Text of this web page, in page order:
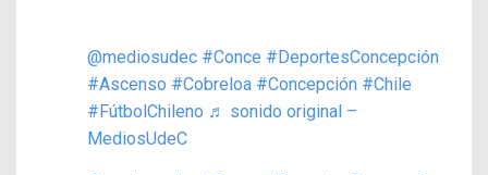
@mediosudec #Conce #DeportesConcepción
#Ascenso #Cobreloa #Concepción #Chile
#FútbolChileno ♬ sonido original –
MediosUdeC